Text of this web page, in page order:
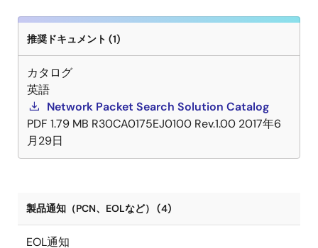
推奨ドキュメント (1)
カタログ
英語
Network Packet Search Solution Catalog
PDF 1.79 MB R30CA0175EJ0100 Rev.1.00 2017年6
月29日
製品通知（PCN、EOLなど） (4)
EOL通知